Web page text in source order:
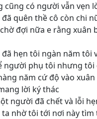
cũng có người vẫn vẹn
quên thề cô còn chi
đợi nữa e rằng xuân
hẹn tôi ngàn năm tôi
người phụ tôi nhưng
năm cứ độ vào
lời ký thác
người đã chết và lỗi
nhờ tôi tới nơi này tìm